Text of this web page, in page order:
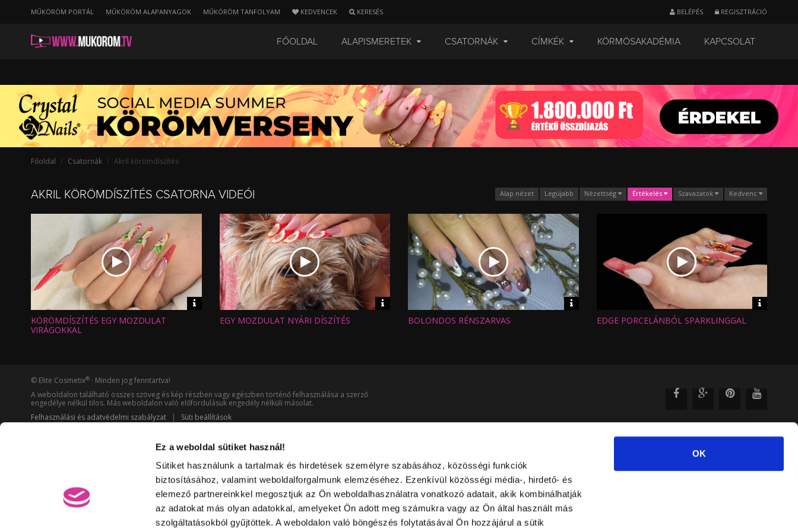
Ez a weboldal sütiket használ!
Sütiket használunk a tartalmak és hirdetések személyre szabásához, közösségi funkciók
biztosításához, valamint weboldalforgalmunk elemzéséhez. Ezenkívül közösségi média-, hirdető- és
elemező partnereinkkel megosztjuk az Ön weboldalhasználatra vonatkozó adatait, akik kombinálhatják
az adatokat más olyan adatokkal, amelyeket Ön adott meg számukra vagy az Ön által használt más
szolgáltatásokból gyűjtöttek. A weboldalon való böngészés folytatásával Ön hozzájárul a sütik
OK
string(34) "/akril-koromdiszites/ertekelesnapi"
MŰKÖRÖM PORTÁL MŰKÖRÖM ALAPANYAGOK MŰKÖRÖM TANFOLYAM KEDVENCEK KERESÉS BELÉPÉS REGISZTRÁCIÓ
TOP
videók
-
Akril
körömdíszítés
FŐOLDAL ALAPISMERETEK CSATORNÁK CÍMKÉK KÖRMÖSAKADÉMIA KAPCSOLAT
Főoldal Csatornák Akril körömdíszítés
AKRIL KÖRÖMDÍSZÍTÉS CSATORNA VIDEÓI Alap nézet Legújabb Nézettség Értékelés Szavazatok Kedvenc
Video
Hossz:
Nézettség:
KÖRÖMDÍSZÍTÉS EGY MOZDULAT
VIRÁGOKKAL
Video
Hossz:
EGY MOZDULAT NYÁRI DÍSZÍTÉS
Video
Hossz:
BOLONDOS RÉNSZARVAS
Video
Hossz:
EDGE PORCELÁNBÓL SPARKLINGGAL
© Elite Cosmetix® · Minden jog fenntartva!
A weboldalon található összes szöveg és kép részben vagy egészben történő felhasználása a szerző
engedélye nélkül tilos. Más weboldalon való előfordulásuk engedély nélküli másolat.
Felhasználási és adatvédelmi szabályzat | Süti beállítások